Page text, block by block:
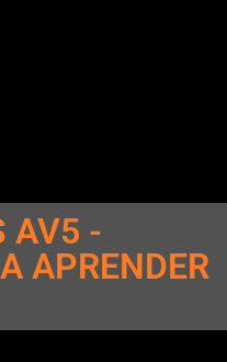
AV5 -
APRENDER